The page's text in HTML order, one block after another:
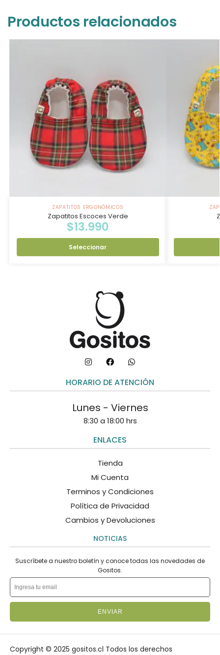
Productos relacionados
ZAPATITOS ERGONÓMICOS
Zapatitos Escoces Verde
$13.990
Seleccionar
HORARIO DE ATENCIÓN
Lunes - Viernes
8:30 a 18:00 hrs
ENLACES
Tienda
Mi Cuenta
Terminos y Condiciones
Política de Privacidad
Cambios y Devoluciones
NOTICIAS
Suscríbete a nuestro boletín y conoce todas las novedades de
Gositos.
ENVIAR
Copyright © 2025 gositos.cl Todos los derechos